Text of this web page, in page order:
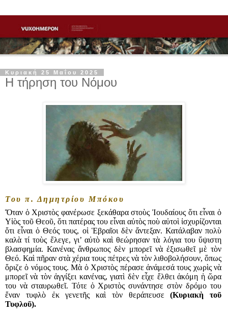
Κυριακή 25 Μαΐου 2025
Η τήρηση του Νόμου
Του π. Δημητρίου Μπόκου
Ὅταν ὁ Χριστὸς φανέρωσε ξεκάθαρα στοὺς Ἰουδαίους ὅτι εἶναι ὁ
Υἱὸς τοῦ Θεοῦ, ὅτι πατέρας του εἶναι αὐτὸς ποὺ αὐτοὶ ἰσχυρίζονται
ὅτι εἶναι ὁ Θεός τους, οἱ Ἑβραῖοι δὲν ἄντεξαν. Κατάλαβαν πολὺ
καλὰ τί τοὺς ἔλεγε, γι’ αὐτὸ καὶ θεώρησαν τὰ λόγια του ὕψιστη
βλασφημία. Κανένας ἄνθρωπος δὲν μπορεῖ νὰ ἐξισωθεῖ μὲ τὸν
Θεό. Καὶ πῆραν στὰ χέρια τους πέτρες νὰ τὸν λιθοβολήσουν, ὅπως
ὅριζε ὁ νόμος τους. Μὰ ὁ Χριστὸς πέρασε ἀνάμεσά τους χωρὶς νὰ
μπορεῖ νὰ τὸν ἀγγίξει κανένας, γιατὶ δὲν εἶχε ἔλθει ἀκόμη ἡ ὥρα
του νὰ σταυρωθεῖ. Τότε ὁ Χριστὸς συνάντησε στὸν δρόμο του
ἕναν τυφλὸ ἐκ γενετῆς καὶ τὸν θεράπευσε(Κυριακὴ τοῦ
Τυφλοῦ).